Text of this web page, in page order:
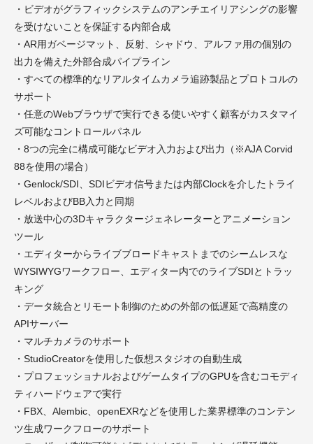
・ビデオがグラフィックシステムのアンチエイリアシングの影響
を受けないことを保証する内部合成
・AR用ガベージマット、反射、シャドウ、アルファ用の個別の
出力を備えた外部合成パイプライン
・すべての標準的なリアルタイムカメラ追跡製品とプロトコルの
サポート
・任意のWebブラウザで実行できる使いやすく顧客がカスタマイ
ズ可能なコントロールパネル
・8つの完全に構成可能なビデオ入力および出力（※AJA Corvid
88を使用の場合）
・Genlock/SDI、SDIビデオ信号または内部Clockを介したトライ
レベルおよびBB入力と同期
・放送中心の3Dキャラクタージェネレーターとアニメーション
ツール
・エディターからライブブロードキャストまでのシームレスな
WYSIWYGワークフロー、エディター内でのライブSDIとトラッ
キング
・データ統合とリモート制御のための外部の低遅延で高精度の
APIサーバー
・マルチカメラのサポート
・StudioCreatorを使用した仮想スタジオの自動生成
・プロフェッショナルおよびゲームタイプのGPUを含むコモディ
ティハードウェアで実行
・FBX、Alembic、openEXRなどを使用した業界標準のコンテン
ツ生成ワークフローのサポート